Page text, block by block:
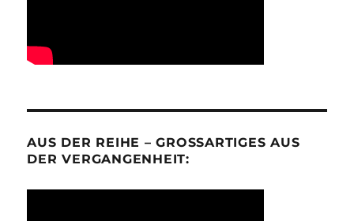
AUS DER REIHE – GROSSARTIGES AUS D
ER VERGANGENHEIT: